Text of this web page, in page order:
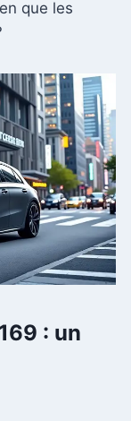
que les
: un